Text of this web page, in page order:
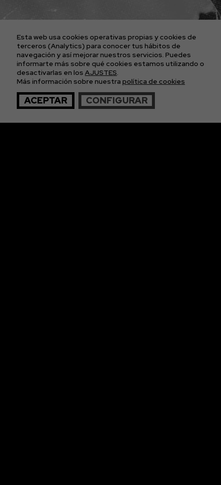
POLÍTICA DE PRIVACIDAD
CONDICIONES GENERALES DE LAS ENTRADAS
APÚNTATE A
NUESTRA NEWS
© 2026 The Imagos. Todos los derechos reservados
Esta web usa cookies operativas propias y cookies de
terceros (Analytics) para conocer tus hábitos de
navegación y así mejorar nuestros servicios. Puedes
informarte más sobre qué cookies estamos utilizando o
desactivarlas en los AJUSTES.
Más información sobre nuestra política de cookies
ACEPTAR CONFIGURAR